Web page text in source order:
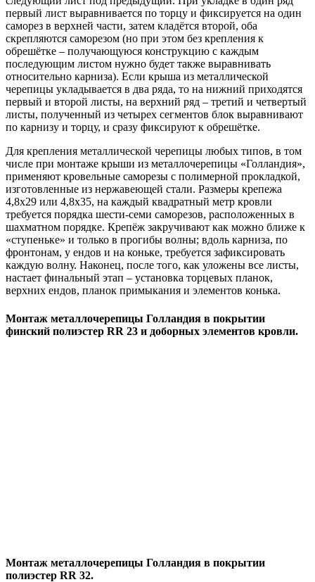
первый лист выравнивается по торцу и фиксируется на один
саморез в верхней части, затем кладётся второй, оба
скрепляются саморезом (но при этом без крепления к
обрешётке – получающуюся конструкцию с каждым
последующим листом нужно будет также выравнивать
относительно карниза). Если крыша из металлической
черепицы укладывается в два ряда, то на нижний приходятся
первый и второй листы, на верхний ряд – третий и четвертый
листы, полученный из четырех сегментов блок выравнивают
по карнизу и торцу, и сразу фиксируют к обрешётке.
Для крепления металлической черепицы любых типов, в том
числе при монтаже крыши из металлочерепицы «Голландия»,
применяют кровельные саморезы с полимерной прокладкой,
изготовленные из нержавеющей стали. Размеры крепежа
4,8x29 или 4,8x35, на каждый квадратный метр кровли
требуется порядка шести-семи саморезов, расположенных в
шахматном порядке. Крепёж закручивают как можно ближе к
«ступеньке» и только в прогибы волны; вдоль карниза, по
фронтонам, у ендов и на коньке, требуется зафиксировать
каждую волну. Наконец, после того, как уложены все листы,
настает финальный этап – установка торцевых планок,
верхних ендов, планок примыкания и элементов конька.
Монтаж металлочерепицы Голландия в покрытии
финский полиэстер RR 23 и доборных элементов кровли.
Монтаж металлочерепицы Голландия в покрытии
полиэстер RR 32.